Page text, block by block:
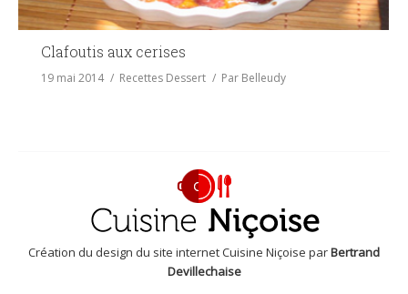
Clafoutis aux cerises
19 mai 2014 Recettes Dessert Par Belleudy
Création du design du site internet Cuisine Niçoise parBertrand
Devillechaise